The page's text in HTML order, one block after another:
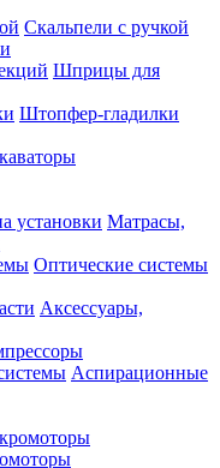
Скальпели с ручкой
Шприцы для
Штопфер-гладилки
Матрасы,
Оптические системы
Аксессуары,
Аспирационные